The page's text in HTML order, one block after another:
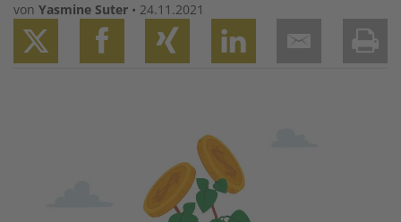
von Yasmine Suter • 24.11.2021